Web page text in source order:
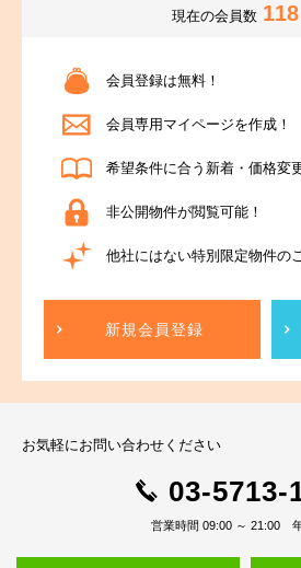
現在の会員数 118
会員登録は無料！
会員専用マイページを作成！
希望条件に合う新着・価格変
非公開物件が閲覧可能！
他社にはない特別限定物件の
新規会員登録
お気軽にお問い合わせください
03-5713-
営業時間 09:00 ～ 21:00